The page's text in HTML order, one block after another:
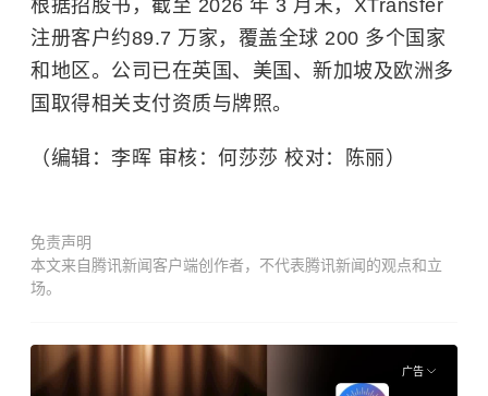
根据招股书，截至 2026 年 3 月末，XTransfer
注册客户约89.7 万家，覆盖全球 200 多个国家
和地区。公司已在英国、美国、新加坡及欧洲多
国取得相关支付资质与牌照。
（编辑：李晖 审核：何莎莎 校对：陈丽）
免责声明
本文来自腾讯新闻客户端创作者，不代表腾讯新闻的观点和立
场。
广告